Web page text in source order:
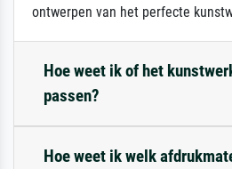
ontwerpen van het perfecte
Hoe weet ik of het
passen?
Hoe weet ik welk